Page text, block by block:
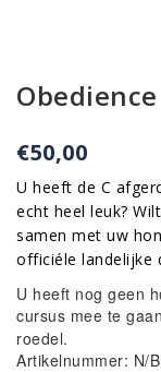
€50,00
U heeft de C
echt heel leuk?
samen met uw
officiéle landelijke
U heeft nog geen
cursus mee te
roedel.
Artikelnummer: N/B